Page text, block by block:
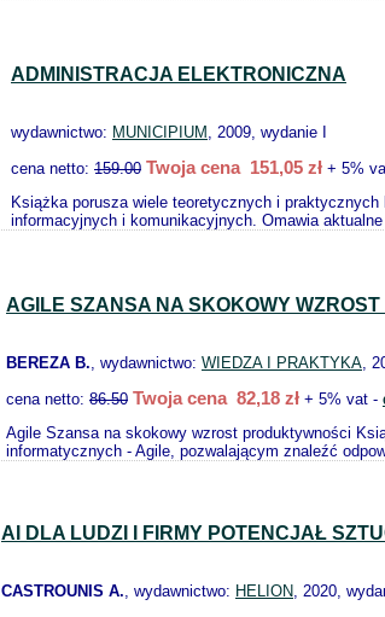
ADMINISTRACJA ELEKTRONICZNA
wydawnictwo: MUNICIPIUM , 2009, wydanie I
cena netto: 159.00 Twoja cena 151,05 zł + 5%
Książka porusza wiele teoretycznych i
informacyjnych i komunikacyjnych. Omawia
AGILE SZANSA NA SKOKOWY WZROST
BEREZA B., wydawnictwo: WIEDZA I PRAKTYKA,
cena netto: 86.50 Twoja cena 82,18 zł + 5% vat -
Agile Szansa na skokowy wzrost produktywności
informatycznych - Agile, pozwalającym znaleźć
AI DLA LUDZI I FIRMY POTENCJAŁ
CASTROUNIS A., wydawnictwo: HELION, 2020,